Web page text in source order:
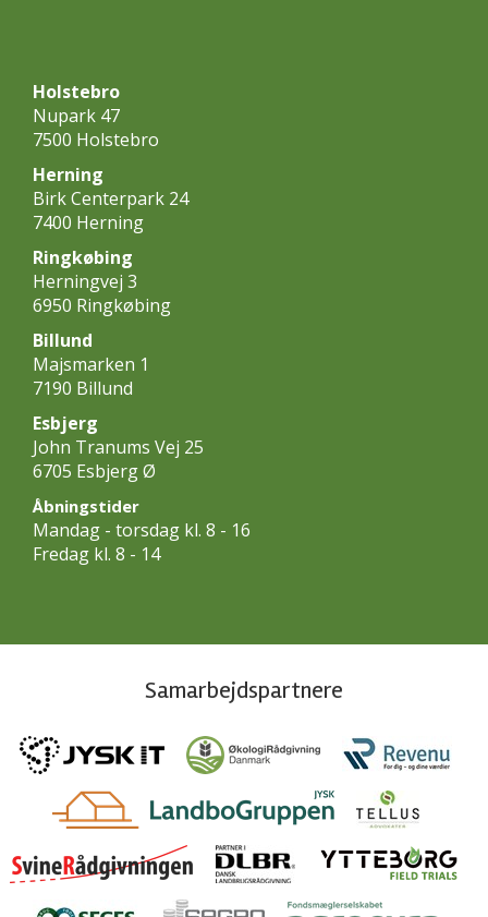
Holstebro
Nupark 47
7500 Holstebro
Herning
Birk Centerpark 24
7400 Herning
Ringkøbing
Herningvej 3
6950 Ringkøbing
Billund
Majsmarken 1
7190 Billund
Esbjerg
John Tranums Vej 25
6705 Esbjerg Ø
Åbningstider
Mandag - torsdag kl. 8 - 16
Fredag kl. 8 - 14
Samarbejdspartnere